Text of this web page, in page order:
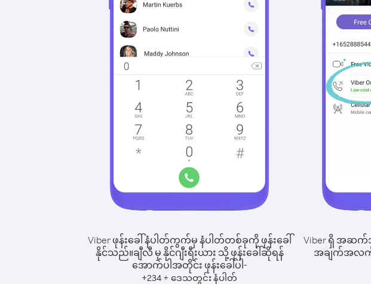
Viber ဖုန်းခေါ်နံပါတ်ကွက်မှ နံပါတ်တစ်ခုကို ဖုန်းခေါ်
နိုင်သည်။ချီလီ မှ နိုင်ဂျီးရီးယား သို့ ဖုန်းခေါ်ဆိုရန်
အောက်ပါအတိုင်း ဖုန်းခေါ်ပါ-
+234 + ဒေသတွင်း နံပါတ်
Viber ရှိ အဆက်
အချက်အလက် မ